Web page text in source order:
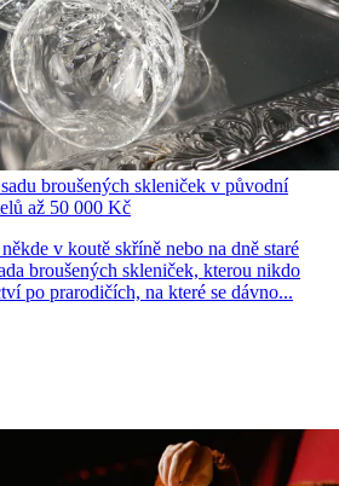
broušených skleniček v původní
až 50 000 Kč
v koutě skříně nebo na dně staré
broušených skleniček, kterou nikdo
po prarodičích, na které se dávno...